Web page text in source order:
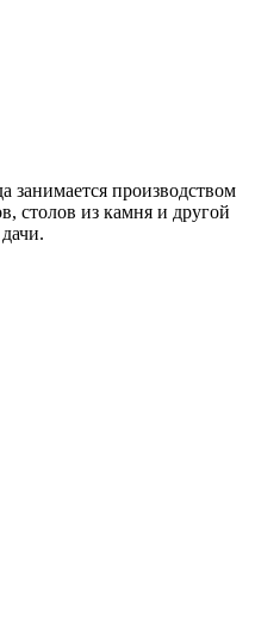
занимается производством
столов из камня и другой